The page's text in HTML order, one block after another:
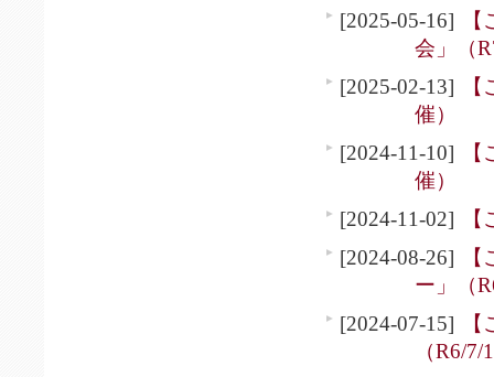
[2025-05-16]
会」（
[2025-02-13]
催）
[2024-11-10]
催）
[2024-11-02]
[2024-08-26]
ー」（
[2024-07-15]
（R6/7/